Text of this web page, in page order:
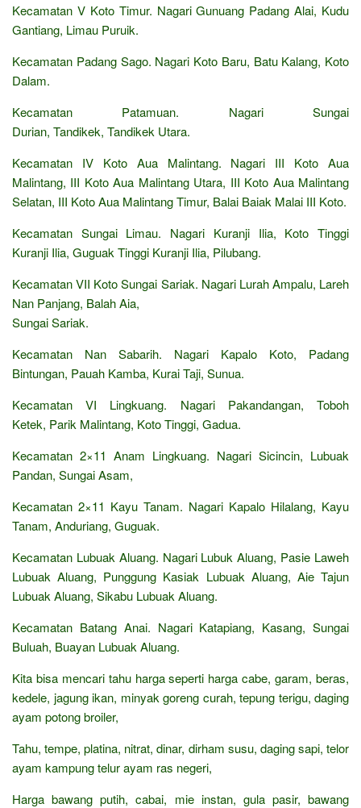
Kecamatan V Koto Timur. Nagari Gunuang Padang Alai, Kudu
Gantiang, Limau Puruik.
Kecamatan Padang Sago. Nagari Koto Baru, Batu Kalang, Koto
Dalam.
Kecamatan Patamuan. Nagari Sungai
Durian, Tandikek, Tandikek Utara.
Kecamatan IV Koto Aua Malintang. Nagari III Koto Aua
Malintang, III Koto Aua Malintang Utara, III Koto Aua Malintang
Selatan, III Koto Aua Malintang Timur, Balai Baiak Malai III Koto.
Kecamatan Sungai Limau. Nagari Kuranji Ilia, Koto Tinggi
Kuranji Ilia, Guguak Tinggi Kuranji Ilia, Pilubang.
Kecamatan VII Koto Sungai Sariak. Nagari Lurah Ampalu, Lareh
Nan Panjang, Balah Aia,
Sungai Sariak.
Kecamatan Nan Sabarih. Nagari Kapalo Koto, Padang
Bintungan, Pauah Kamba, Kurai Taji, Sunua.
Kecamatan VI Lingkuang. Nagari Pakandangan, Toboh
Ketek, Parik Malintang, Koto Tinggi, Gadua.
Kecamatan 2×11 Anam Lingkuang. Nagari Sicincin, Lubuak
Pandan, Sungai Asam,
Kecamatan 2×11 Kayu Tanam. Nagari Kapalo Hilalang, Kayu
Tanam, Anduriang, Guguak.
Kecamatan Lubuak Aluang. Nagari Lubuk Aluang, Pasie Laweh
Lubuak Aluang, Punggung Kasiak Lubuak Aluang, Aie Tajun
Lubuak Aluang, Sikabu Lubuak Aluang.
Kecamatan Batang Anai. Nagari Katapiang, Kasang, Sungai
Buluah, Buayan Lubuak Aluang.
Kita bisa mencari tahu harga seperti harga cabe, garam, beras,
kedele, jagung ikan, minyak goreng curah, tepung terigu, daging
ayam potong broiler,
Tahu, tempe, platina, nitrat, dinar, dirham susu, daging sapi, telor
ayam kampung telur ayam ras negeri,
Harga bawang putih, cabai, mie instan, gula pasir, bawang